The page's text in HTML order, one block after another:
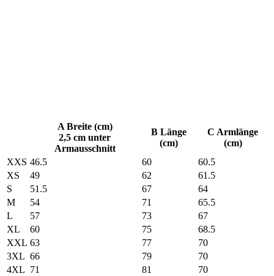
A Breite (cm)
2,5 cm unter
Armausschnitt
B Länge
(cm)
C Armlänge
(cm)
XXS 46.5 60
60.5
XS
49 62
61.5
S
51.5 67
64
M
54 71
65.5
L
57 73
67
XL
60 75
68.5
XXL 63 77
70
3XL 66 79
70
4XL 71 81
70